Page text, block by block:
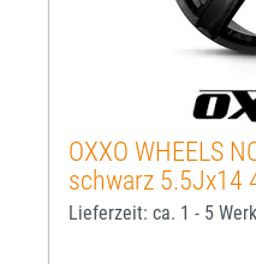
OXXO WHEELS
schwarz 5.5Jx14
Lieferzeit: ca. 1 - 5